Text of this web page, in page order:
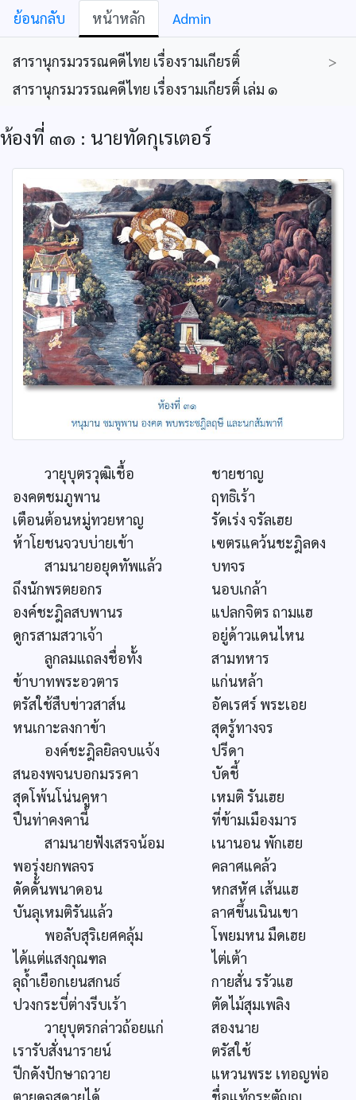
ย้อนกลับ หน้าหลัก Admin
สารานุกรมวรรณคดีไทย เรื่องรามเกียรติ์
>
สารานุกรมวรรณคดีไทย เรื่องรามเกียรติ์ เล่ม ๑
ห้องที่ ๓๑ : นายทัดกุเรเตอร์
วายุบุตรวุฒิเชื้อ
ชายชาญ
องคตชมภูพาน
ฤทธิเร้า
เตือนต้อนหมู่ทวยหาญ
รัดเร่ง จรัลเฮย
ห้าโยชนจวบบ่ายเข้า
เฃตรแคว้นชะฎิลดง
สามนายอยุดทัพแล้ว
บทจร
ถึงนักพรตยอกร
นอบเกล้า
องค์ชะฎิลสบพานร
แปลกจิตร ถามแฮ
ดูกรสามสวาเจ้า
อยู่ด้าวแดนไหน
ลูกลมแถลงชื่อทั้ง
สามทหาร
ข้าบาทพระอวตาร
แก่นหล้า
ตรัสใช้สืบข่าวสาส์น
อัคเรศร์ พระเอย
หนเกาะลงกาข้า
สุดรู้ทางจร
องค์ชะฎิลยิลจบแจ้ง
ปรีดา
สนองพจนบอกมรรคา
บัดชี้
สุดโพ้นโน่นคูหา
เหมติ รันเฮย
ปืนท่าคงคานี้
ที่ข้ามเมืองมาร
สามนายฟังเสรจน้อม
เนานอน พักเฮย
พอรุ่งยกพลจร
คลาศแคล้ว
ดัดดั้นพนาดอน
หกสหัศ เส้นแฮ
บันลุเหมติรันแล้ว
ลาศขึ้นเนินเขา
พอลับสุริเยศคลุ้ม
โพยมหน มืดเฮย
ได้แต่แสงกุณฑล
ไต่เต้า
ลุถ้ำเยือกเยนสกนธ์
กายสั่น รรัวแฮ
ปวงกระบี่ต่างรีบเร้า
ตัดไม้สุมเพลิง
วายุบุตรกล่าวถ้อยแก่
สองนาย
เรารับสั่งนารายน์
ตรัสใช้
ปีกดังปักษาถวาย
แหวนพระ เทอญพ่อ
ตายดุจสดายุได้
ชื่อแท้กระตัญญู